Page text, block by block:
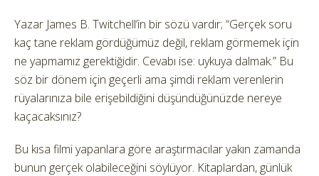
Yazar James B. Twitchell’in bir sözü vardır; “Gerçek soru
kaç tane reklam gördüğümüz değil, reklam görmemek için
ne yapmamız gerektiğidir. Cevabı ise: uykuya dalmak.” Bu
söz bir dönem için geçerli ama şimdi reklam verenlerin
rüyalarınıza bile erişebildiğini düşündüğünüzde nereye
kaçacaksınız?
Bu kısa filmi yapanlara göre araştırmacılar yakın zamanda
bunun gerçek olabileceğini söylüyor. Kitaplardan, günlük